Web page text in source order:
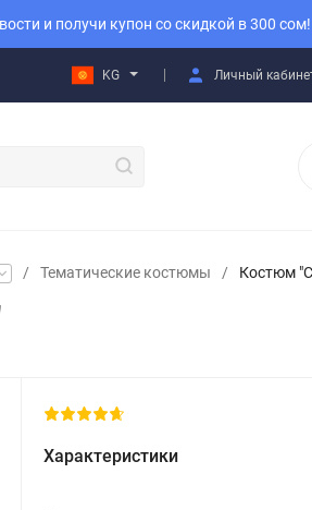
и получи купон со скидкой в 300 сом!
KG Личный
/ Тематические костюмы / Костюм
Характеристики